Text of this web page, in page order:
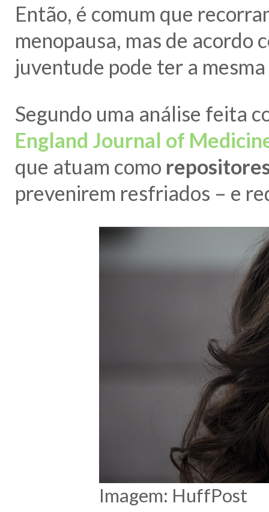
Então, é comum que
menopausa, mas de acordo
juventude pode ter a
Segundo uma análise feita
England Journal of
que atuam como
prevenirem resfriados – e
Imagem: HuffPost